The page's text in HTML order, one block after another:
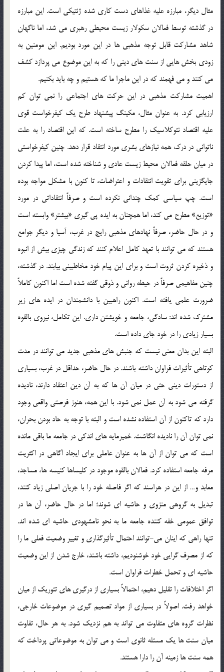
مثال ديگر، مبارزه عليه غذاهاي دست كاري شده ژنتيكي است. اين مبارزه
در گذشته توسط فعالان سكولار زيست محيطي رهبري مي شد، اما ناگهان
شاهد مشاركت قابل توجه مذهبي ها در اين مورد بوديم. اين مومنين به
زودي بخش هايي از سنت هاي ديني را كه به اين موضوع مي پردازد كشف
مي كنند و مي فهمند كه در اين ماجرا ما كه هستيم و چه بايد بكنيم.
اهميت مشاركت مذهبي در اين حركت هاي اجتماعي را نمي توان كم
ارزيابي كرد. به عنوان مثال، مكينگ پيشنهاد طرح يك كيفرخواست قوي
عليه اقتصاد نئوكلاسيك را مطرح ساخته است. كه اين اقتصاد را به علت
ناتواني در درك همه نيازهاي بشري مورد انتقاد قرار دهد. چنين كيفرخواستي
در ميان حلقه فعالان محيط زيست عادي و شناخته شده است، اما پيدا كردن
جايگزيني براي تقويت انتقادات و اعتراضات، تا كنون با مشكل مواجه بوده
است. چپ سياسي كمك چنداني نكرده است و صرفاً انتقاداتي در مورد
«توزيع» مطرح مي كند، اما همچنان به ايده پي گيري «بيشتر» وابسته است
و در حال حاضر، صرفاً نهادهاي مذهبي رايج در غرب، آسيا و ديگر جوامع
هستند كه مي توانند با تعهد كامل اعلام كنند كه زندگي چيزي بيش از انبوه
و ذخيره كردن ثروت است و براي اين پيام خود مخاطبيني بيابند. در گذشته،
چنين مفاهيمي صرفاً در حيطه رواني و ذوقي گفته شده است اما اكنون كاملاً
ضرورت علمي يافته است. اكنون راهبين با دانشمندان در ايده هاي زير
مشترك شده اند: سادگي، جامعه و خويشتن داري. اين تكامل، نيروي بالقوه
بسيار زيادي را در خود جاي داده است.
البته اين بدان معني نيست كه جنبش هاي مذهبي جديد مي توانند در مدت
كوتاهي تأثيرات فراوان داشته باشند. در حال حاضر، حداقل در غرب، بسياري
از دستورات ديني حتي در ميان آن ها كه به آن دين اعتقاد دارند، ناديده
گرفته مي شود به آن عمل نمي شود. با اين همه، هنوز فرصتي واقعي وجود
دارد كه تاكنون از آن استفاده نشده است و البته با توجه به حاد بودن بحران،
نمي توان آن را ناديده انگاشت. خميرمايه هاي اندكي در جامعه ما باقي مانده
است كه مي توان از آن ها به عنوان عاملي براي ايجاد آگاهي در اكثريت
مرفه جامعه استفاده كرد. فعالان بالقوه موجود در كليساها كنيسه ها، مساجد،
معابد و… از اين در هراسند كه اگر فاصله خود را با جريان اصلي زياد كنند،
تبديل به گروهي منزوي و حاشيه اي شوند؛ اما در حال حاضر، آن ها در
توافق عمومي خفه كننده جامعه ما به نحو نامشهودي حاشيه اي شده اند.
تنها راهي كه اينان مي-توانند احتمال تأثيرگذاري و تغيير وضعيت فعلي ما را
كه از مصرف گرايي خود خوشنوديم، داشته باشند، خارج شدن از اين وضعيت
حاشيه اي و تحمل خطرات فراوان است.
اگر اختلافات را تقليل دهيم، احتمالاً بسياري از درگيري هاي تئوريك از ميان
خواهد رفت. اصولاً در بسياري از مواد تصميم گيري در موضوعات خارجي،
نظرات گروه هاي متفاوت مي تواند به هم نزديك شود. به هر حال، تفاوت
ميان سنت ها يك مسئله ثانوي است و مي توان به موضوعاتي پرداخت كه
همه سنت ها زمينه آن را دارا هستند.